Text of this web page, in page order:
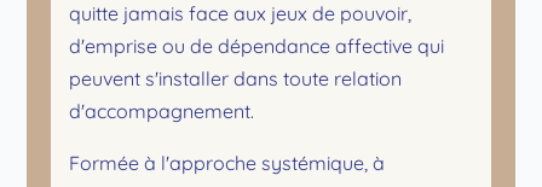
quitte jamais face aux jeux de pouvoir,
d'emprise ou de dépendance affective qui
peuvent s'installer dans toute relation
d'accompagnement.
Formée à l'approche systémique, à